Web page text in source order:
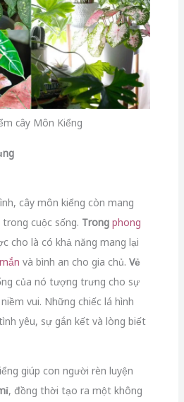
cây Môn Kiểng
cây môn kiểng còn mang
cuộc sống. Trong phong
cho là có khả năng mang lại
và bình an cho gia chủ. Vẻ
của nó tượng trưng cho sự
vui. Những chiếc lá hình
yêu, sự gắn kết và lòng biết
giúp con người rèn luyện
, đồng thời tạo ra một không